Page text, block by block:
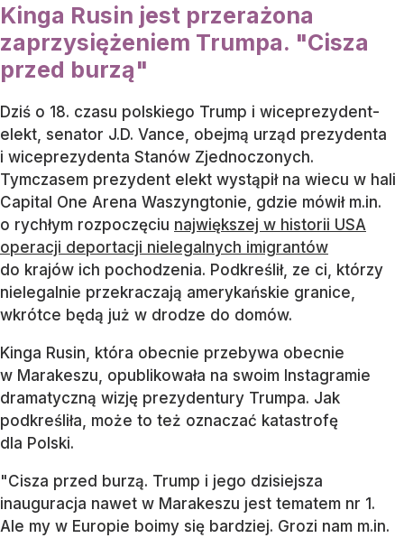
Kinga Rusin jest przerażona
zaprzysiężeniem Trumpa. "Cisza
przed burzą"
Dziś o 18. czasu polskiego Trump i wiceprezydent-
elekt, senator J.D. Vance, obejmą urząd prezydenta
i wiceprezydenta Stanów Zjednoczonych.
Tymczasem prezydent elekt wystąpił na wiecu w hali
Capital One Arena Waszyngtonie, gdzie mówił m.in.
o rychłym rozpoczęciu największej w historii USA
operacji deportacji nielegalnych imigrantów
do krajów ich pochodzenia. Podkreślił, ze ci, którzy
nielegalnie przekraczają amerykańskie granice,
wkrótce będą już w drodze do domów.
Kinga Rusin, która obecnie przebywa obecnie
w Marakeszu, opublikowała na swoim Instagramie
dramatyczną wizję prezydentury Trumpa. Jak
podkreśliła, może to też oznaczać katastrofę
dla Polski.
"Cisza przed burzą. Trump i jego dzisiejsza
inauguracja nawet w Marakeszu jest tematem nr 1.
Ale my w Europie boimy się bardziej. Grozi nam m.in.